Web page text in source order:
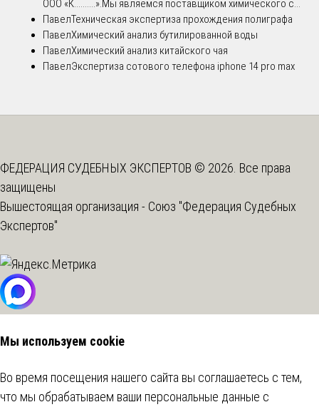
ООО «К..........».Мы являемся поставщиком химического с...
ПавелТехническая экспертиза прохождения полиграфа
ПавелХимический анализ бутилированной воды
ПавелХимический анализ китайского чая
ПавелЭкспертиза сотового телефона iphone 14 pro max
ФЕДЕРАЦИЯ СУДЕБНЫХ ЭКСПЕРТОВ © 2026. Все права
защищены
Вышестоящая организация - Союз "Федерация Судебных
Экспертов"
Мы используем cookie
Во время посещения нашего сайта вы соглашаетесь с тем,
что мы обрабатываем ваши персональные данные с